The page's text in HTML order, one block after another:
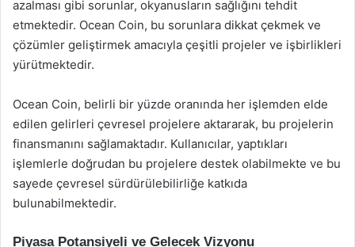
azalması gibi sorunlar, okyanusların sağlığını tehdit
etmektedir. Ocean Coin, bu sorunlara dikkat çekmek ve
çözümler geliştirmek amacıyla çeşitli projeler ve işbirlikleri
yürütmektedir.
Ocean Coin, belirli bir yüzde oranında her işlemden elde
edilen gelirleri çevresel projelere aktararak, bu projelerin
finansmanını sağlamaktadır. Kullanıcılar, yaptıkları
işlemlerle doğrudan bu projelere destek olabilmekte ve bu
sayede çevresel sürdürülebilirliğe katkıda
bulunabilmektedir.
Piyasa Potansiyeli ve Gelecek Vizyonu